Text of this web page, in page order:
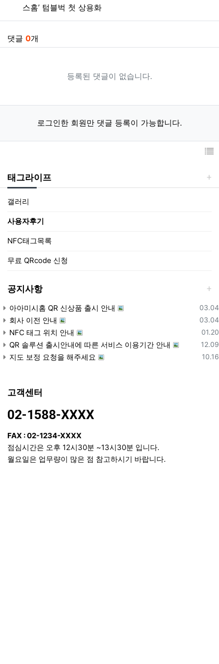
스홈’ 텀블벅 첫 상용화
댓글 0개
등록된 댓글이 없습니다.
로그인한 회원만 댓글 등록이 가능합니다.
태그라이프
갤러리
사용자후기
NFC태그목록
무료 QRcode 신청
공지사항
등록일
03.04
아아미시홈 QR 신상품 출시 안내
등록일
03.04
회사 이전 안내
등록
01.20
NFC 태그 위치 안내
등록
12.09
QR 솔루션 출시안내에 따른 서비스 이용기간 안내
등록
10.16
지도 보정 요청을 해주세요
고객센터
02-1588-XXXX
FAX : 02-1234-XXXX
점심시간은 오후 12시30분 ~13시30분 입니다.
월요일은 업무량이 많은 점 참고하시기 바랍니다.